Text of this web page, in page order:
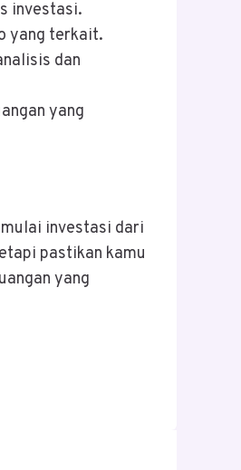
investasi.
yang terkait.
dan
yang
investasi dari
pastikan kamu
yang